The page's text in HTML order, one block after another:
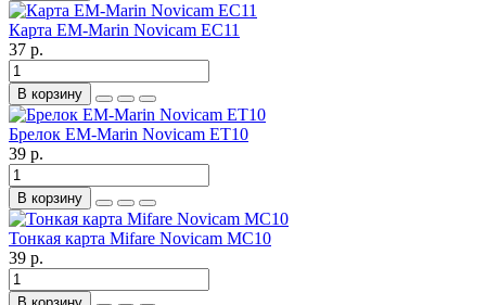
Карта EM-Marin Novicam EC11
37 р.
В корзину
Брелок EM-Marin Novicam ET10
39 р.
В корзину
Тонкая карта Mifare Novicam MC10
39 р.